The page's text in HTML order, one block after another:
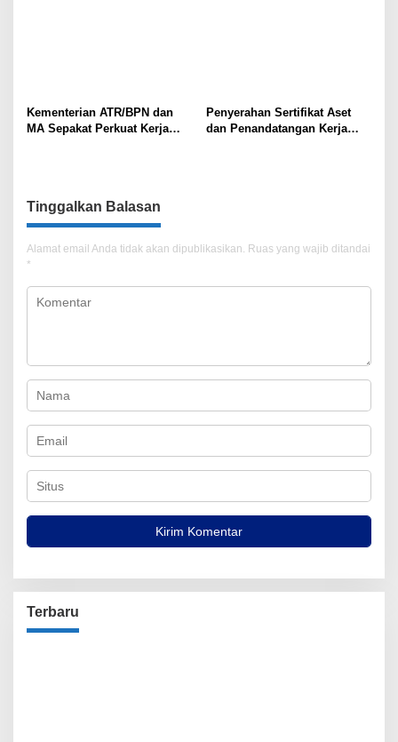
Kementerian ATR/BPN dan
MA Sepakat Perkuat Kerja
Penyerahan Sertifikat Aset
dan Penandatangan Kerja
Tinggalkan Balasan
Alamat email Anda tidak akan dipublikasikan. Ruas yang wajib ditandai
*
Terbaru